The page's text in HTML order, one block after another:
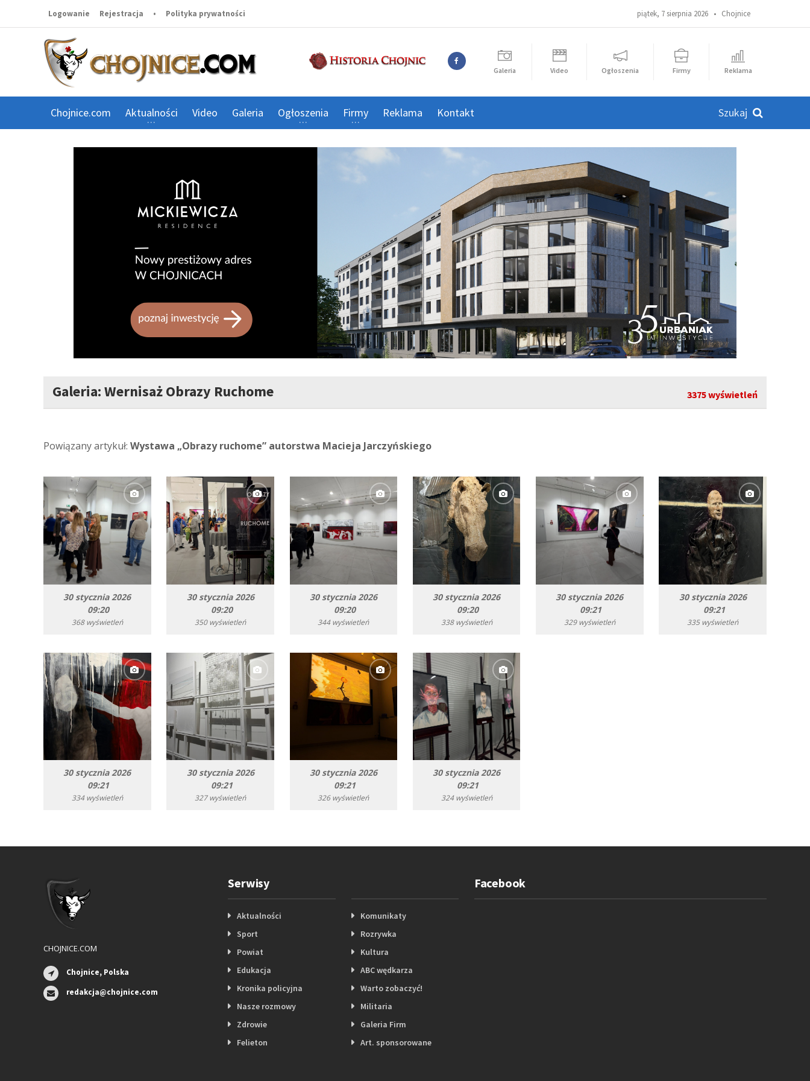
piątek, 7 sierpnia 2026 • Chojnice
Logowanie Rejestracja • Polityka prywatności
Galeria Video Ogłoszenia Firmy Reklama
Chojnice.com Aktualności Video Galeria Ogłoszenia Firmy Reklama Kontakt
Galeria: Wernisaż Obrazy Ruchome 3375 wyświetleń
Powiązany artykuł: Wystawa „Obrazy ruchome” autorstwa Macieja Jarczyńskiego
30 stycznia 2026
09:20
368 wyświetleń
30 stycznia 2026
09:20
350 wyświetleń
30 stycznia 2026
09:20
344 wyświetleń
30 stycznia 2026
09:20
338 wyświetleń
30 stycznia 2026
09:21
329 wyświetleń
30 stycznia 2026
09:21
335 wyświetleń
30 stycznia 2026
09:21
334 wyświetleń
30 stycznia 2026
09:21
327 wyświetleń
30 stycznia 2026
09:21
326 wyświetleń
30 stycznia 2026
09:21
324 wyświetleń
CHOJNICE.COM
Chojnice, Polska
redakcja@chojnice.com
Serwisy
Aktualności
Sport
Powiat
Edukacja
Kronika policyjna
Nasze rozmowy
Zdrowie
Felieton
Komunikaty
Rozrywka
Kultura
ABC wędkarza
Warto zobaczyć!
Militaria
Galeria Firm
Art. sponsorowane
Facebook